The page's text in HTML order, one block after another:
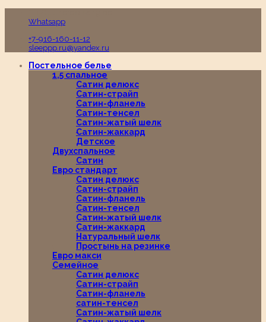
Whatsapp
+7-916-160-11-12
sleeppp.ru@yandex.ru
Постельное белье
1,5 спальное
Сатин делюкс
Сатин-страйп
Сатин-фланель
Сатин-тенсел
Сатин-жатый шелк
Сатин-жаккард
Детское
Двухспальное
Сатин
Евро стандарт
Сатин делюкс
Сатин-страйп
Сатин-фланель
Сатин-тенсел
Сатин-жатый шелк
Сатин-жаккард
Натуральный шелк
Простынь на резинке
Евро макси
Семейное
Сатин делюкс
Сатин-страйп
Сатин-фланель
сатин-тенсел
Сатин-жатый шелк